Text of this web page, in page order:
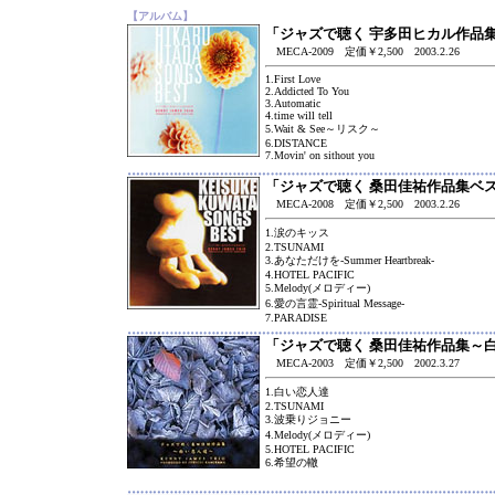
【アルバム】
「ジャズで聴く 宇多田ヒカル作品
MECA-2009 定価￥2,500 2003.2.26
1.First Love
2.Addicted To You
3.Automatic
4.time will tell
5.Wait & See～リスク～
6.DISTANCE
7.Movin' on sithout you
「ジャズで聴く 桑田佳祐作品集ベ
MECA-2008 定価￥2,500 2003.2.26
1.涙のキッス
2.TSUNAMI
3.あなただけを-Summer Heartbreak-
4.HOTEL PACIFIC
5.Melody(メロディー)
6.愛の言霊-Spiritual Message-
7.PARADISE
「ジャズで聴く 桑田佳祐作品集～
MECA-2003 定価￥2,500 2002.3.27
1.白い恋人達
2.TSUNAMI
3.波乗りジョニー
4.Melody(メロディー)
5.HOTEL PACIFIC
6.希望の轍